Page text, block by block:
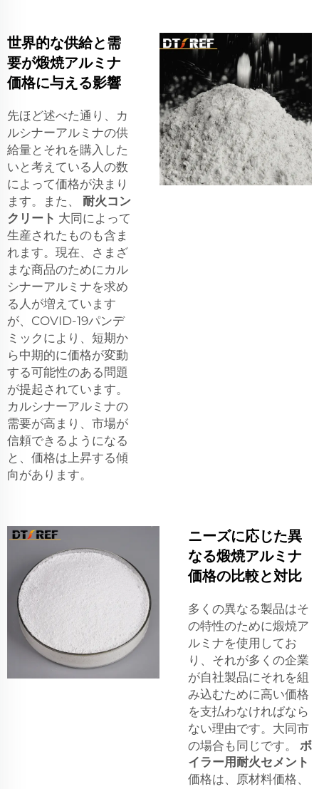
世界的な供給と需
要が煅焼アルミナ
価格に与える影響
先ほど述べた通り、カ
ルシナーアルミナの供
給量とそれを購入した
いと考えている人の数
によって価格が決まり
ます。また、 耐火コン
クリート 大同によって
生産されたものも含ま
れます。現在、さまざ
まな商品のためにカル
シナーアルミナを求め
る人が増えています
が、COVID-19パンデ
ミックにより、短期か
ら中期的に価格が変動
する可能性のある問題
が提起されています。
カルシナーアルミナの
需要が高まり、市場が
信頼できるようになる
と、価格は上昇する傾
向があります。
ニーズに応じた異
なる煅焼アルミナ
価格の比較と対比
多くの異なる製品はそ
の特性のために煅焼ア
ルミナを使用してお
り、それが多くの企業
が自社製品にそれを組
み込むために高い価格
を支払わなければなら
ない理由です。大同市
の場合も同じです。 ボ
イラー用耐火セメント
価格は、原材料価格、